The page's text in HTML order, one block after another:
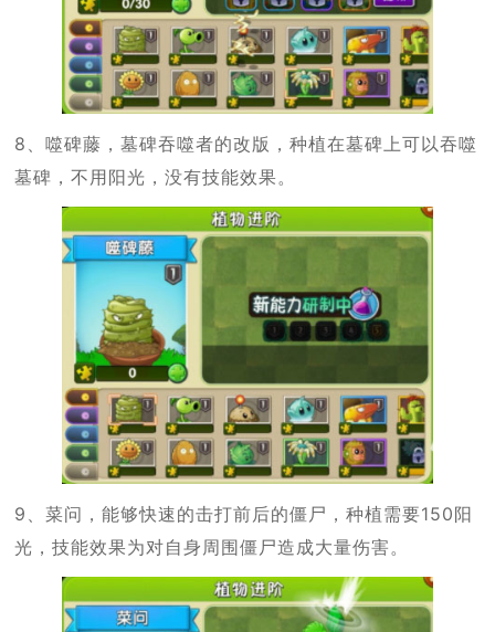
8、噬碑藤，墓碑吞噬者的改版，种植在墓碑上可以吞噬
墓碑，不用阳光，没有技能效果。
9、菜问，能够快速的击打前后的僵尸，种植需要150阳
光，技能效果为对自身周围僵尸造成大量伤害。